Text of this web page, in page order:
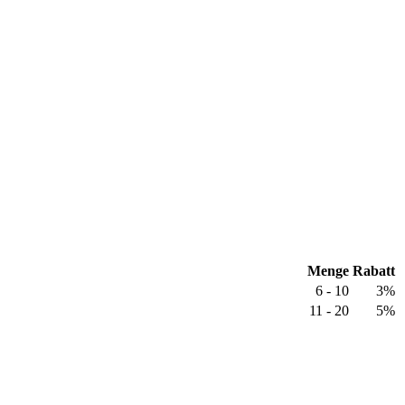
Menge Rabatt
6 - 10
3%
11 - 20
5%